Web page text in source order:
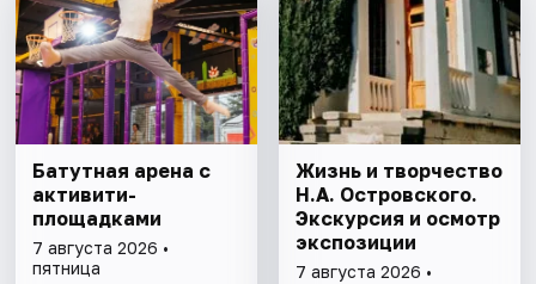
Батутная арена с
активити-
площадками
7 августа 2026 •
пятница
Жизнь и творчество
Н.А. Островского.
Экскурсия и осмотр
экспозиции
7 августа 2026 •